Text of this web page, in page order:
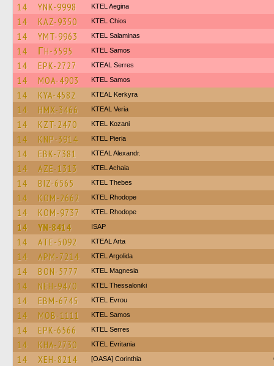
14 YNK-9998 KTEL Aegina
14 KAZ-9350 KTEL Chios
14 YMT-9963 KTEL Salaminas
14 ΓH-3595 KTEL Samos
14 EPK-2727 KTEAL Serres
14 MOA-4903 KTEL Samos
14 KYA-4582 KTEAL Kerkyra
14 HMX-3466 KTEAL Veria
14 KZT-2470 ΚΤΕL Kozani
14 KNP-3914 KTEL Pieria
14 EBK-7381 KTEAL Alexandr.
14 AZE-1313 KTEL Achaia
14 BIZ-6565 KTEL Thebes
14 KOM-2662 KTEL Rhodope
14 KOM-9737 KTEL Rhodope
14 YN-8414 ISAP
14 ATE-5092 KTEAL Arta
14 APM-7214 KTEL Argolida
14 BON-5777 ΚΤΕL Magnesia
14 NEH-9470 KTEL Thessaloniki
14 EBM-6745 KTEL Evrou
14 MOB-1111 KTEL Samos
14 EPK-6566 KTEL Serres
14 KHA-2730 ΚΤΕL Evritania
14 XEH-8214 [OASA] Corinthia